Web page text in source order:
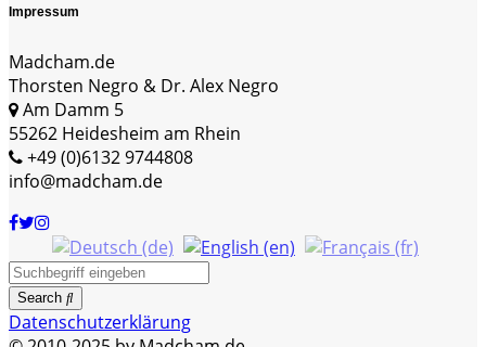
Impressum
Madcham.de
Thorsten Negro & Dr. Alex Negro
Am Damm 5
55262 Heidesheim am Rhein
+49 (0)6132 9744808
info@madcham.de
Search
Datenschutzerklärung